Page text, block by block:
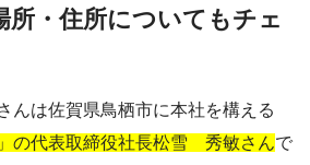
所・住所についてもチェ
んは佐賀県鳥栖市に本社を構える
の代表取締役社長松雪 秀敏さんで